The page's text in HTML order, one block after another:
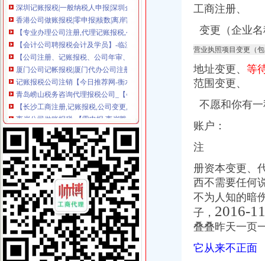
香港公司做账报税|零申报|核数|离岸豁免
【专业办理公司注册,代理记账报税,公司信息变更】-惠淡水易登网
【会计公司聘报税会计及学员】-临沂兰山易登网
【公司注册、记账报税、公司年审、代写商业计划书】-塘厦莆心湖易
厦门公司记帐报税|厦门代办公司注册设立|厦门财务咨询|厦门公司注册_
记账报税公司注销【今日推荐网-衡水工商/税务/财务】
青岛崂山税务咨询代理报税公司_【会计服务】
【长沙工商注册,记账报税,公司变更,年检等服务】-天心南湖路易
离岸公司做账报税-【零申报,离岸豁免】
专业公司注册、代理记账报税、公司变更、注销、年报【今日推荐网-
【延安信息科技公司_工商注册、资质办理、代理记账报税公司】-公司
香港公司做帐审计报税
企业找外账公司代理记账报税,必须要了解这6件事_办事指南_企业财
香港公司注册|海外公司注册|公司年审报税|公司商标注册
【代理记账报税公司注册注销年检变更税务咨询】-江宁百家湖易登网
【福州公司注册、记账报税、公司注销】-台江中亭街易登网
服务项目>记账报税-西安公司注册,西安注册公司
【公司注册_记账报税_公司变更_香港公司注册】-深圳市八一财富商务
【代理记账报税、公司注册、矿山证件办理】-代理记帐-包头赶集网
美国公司报税流程-美国记帐报税-香港骏诚商务有限公司
专业注册香港公司_香港公司注册_香港注册公司_香港公司做账报税
工商注册、
变更（企业
营业执照项目变更（
地址变更、 等
范围变更、
不愿和你有
账户：
注
册资本变更、
西不需要任何
不为人知的暗
子， 2016-
叠叠昨天一页
它从来不正面